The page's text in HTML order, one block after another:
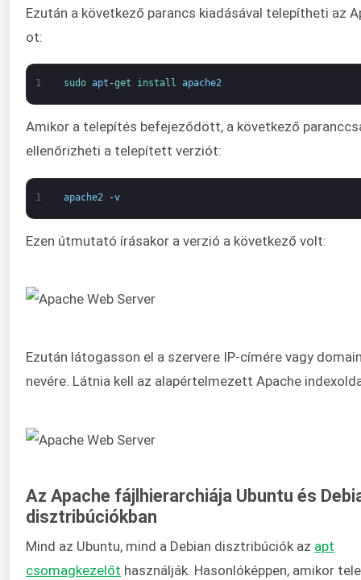
Ezután a következő parancs kiadásával telepítheti az
ot:
1 sudo apt -get install apache2
Amikor a telepítés befejeződött, a következő
ellenőrizheti a telepített verziót:
1 apache2 -v
Ezen útmutató írásakor a verzió a következő volt:
Ezután látogasson el a szervere IP-címére vagy
nevére. Látnia kell az alapértelmezett Apache
Az Apache fájlhierarchiája Ubuntu és
disztribúciókban
Mind az Ubuntu, mind a Debian disztribúciók az apt
csomagkezelőt használják. Hasonlóképpen, amikor